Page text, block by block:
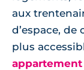
aux
d’espace,
plus
appartement